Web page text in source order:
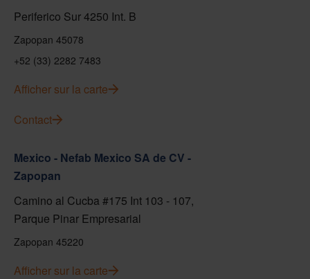
Periferico Sur 4250 Int. B
Zapopan 45078
+52 (33) 2282 7483
Afficher sur la carte
Contact
Mexico - Nefab Mexico SA de CV -
Zapopan
Camino al Cucba #175 Int 103 - 107,
Parque Pinar Empresarial
Zapopan 45220
Afficher sur la carte